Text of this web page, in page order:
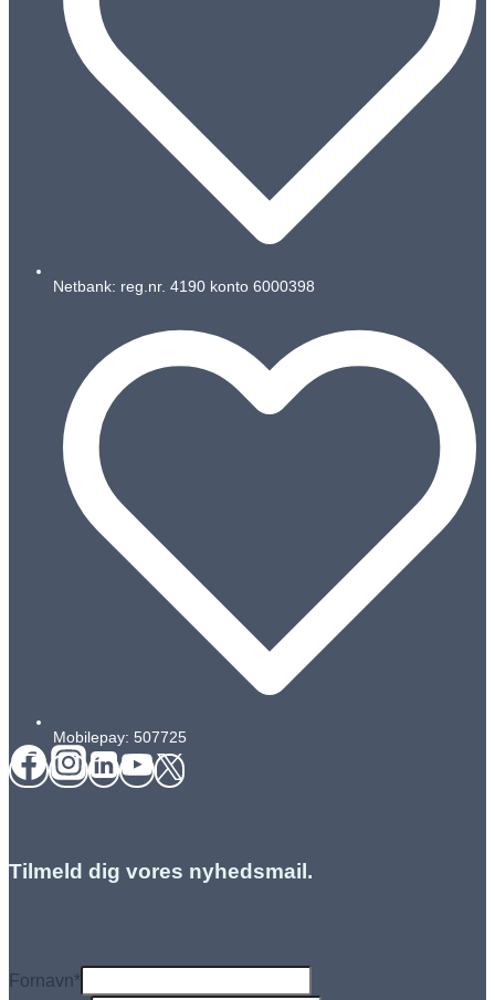
Netbank: reg.nr. 4190 konto 6000398
Mobilepay: 507725
Tilmeld dig vores nyhedsmail.
Fornavn*